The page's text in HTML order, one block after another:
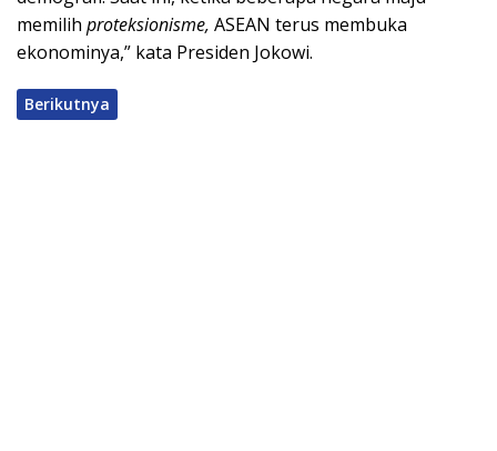
memilih proteksionisme, ASEAN terus membuka
ekonominya,” kata Presiden Jokowi.
Berikutnya